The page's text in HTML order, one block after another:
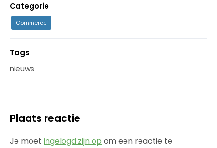
Categorie
Commerce
Tags
nieuws
Plaats reactie
Je moet ingelogd zijn op om een reactie te